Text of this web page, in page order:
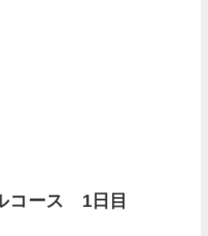
コース 1日目